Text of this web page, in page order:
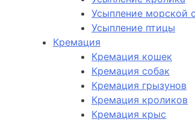
Усыпление морской
Усыпление птицы
Кремация
Кремация кошек
Кремация собак
Кремация грызунов
Кремация кроликов
Кремация крыс